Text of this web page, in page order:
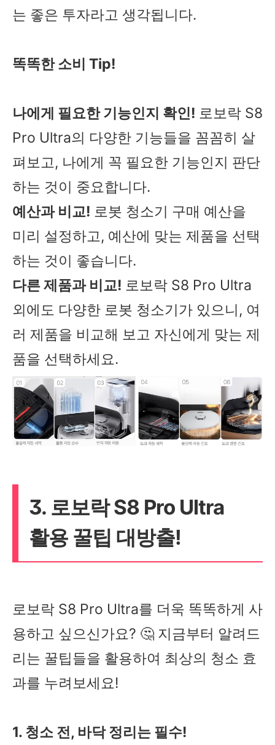
는 좋은 투자라고 생각됩니다.
똑똑한 소비 Tip!
나에게 필요한 기능인지 확인! 로보락 S8
Pro Ultra의 다양한 기능들을 꼼꼼히 살
펴보고, 나에게 꼭 필요한 기능인지 판단
하는 것이 중요합니다.
예산과 비교! 로봇 청소기 구매 예산을
미리 설정하고, 예산에 맞는 제품을 선택
하는 것이 좋습니다.
다른 제품과 비교! 로보락 S8 Pro Ultra
외에도 다양한 로봇 청소기가 있으니, 여
러 제품을 비교해 보고 자신에게 맞는 제
품을 선택하세요.
3. 로보락 S8 Pro Ultra
활용 꿀팁 대방출!
로보락 S8 Pro Ultra를 더욱 똑똑하게 사
용하고 싶으신가요? 🤔 지금부터 알려드
리는 꿀팁들을 활용하여 최상의 청소 효
과를 누려보세요!
1. 청소 전, 바닥 정리는 필수!